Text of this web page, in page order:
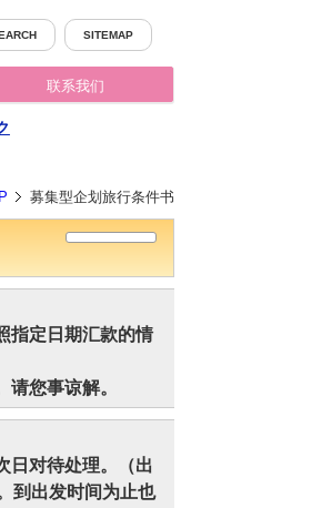
SITEMAP
联系我们
募集型企划旅行条件书
指定日期汇款的情
您事谅解。
日对待处理。（出
到出发时间为止也